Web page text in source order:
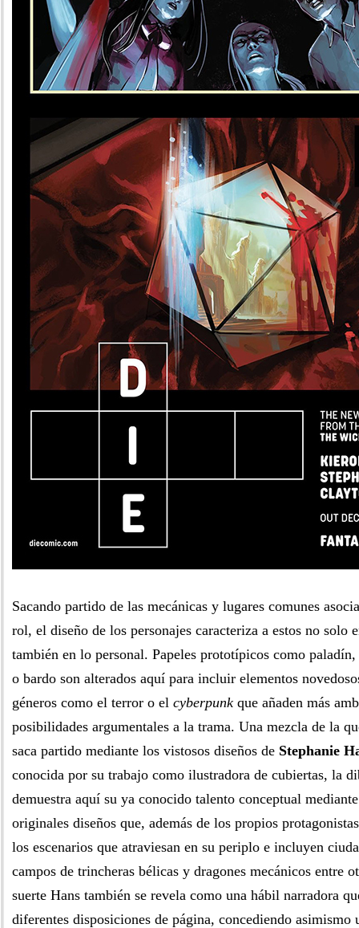
Sacando partido de las mecánicas y lugares comunes
rol, el diseño de los personajes caracteriza a estos no solo
también en lo personal. Papeles prototípicos como
o bardo son alterados aquí para incluir elementos
géneros como el terror o el cyberpunk que añaden más
posibilidades argumentales a la trama. Una mezcla de la
saca partido mediante los vistosos diseños de Stephanie
conocida por su trabajo como ilustradora de cubiertas, la
demuestra aquí su ya conocido talento conceptual
originales diseños que, además de los propios
los escenarios que atraviesan en su periplo e incluyen
campos de trincheras bélicas y dragones mecánicos entre
suerte Hans también se revela como una hábil narradora
diferentes disposiciones de página, concediendo asimismo